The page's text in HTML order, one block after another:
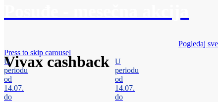
Vivax cashback
Pogledaj sve
Press to skip carousel
U
periodu
od
14.07.
do
U
periodu
od
14.07.
do